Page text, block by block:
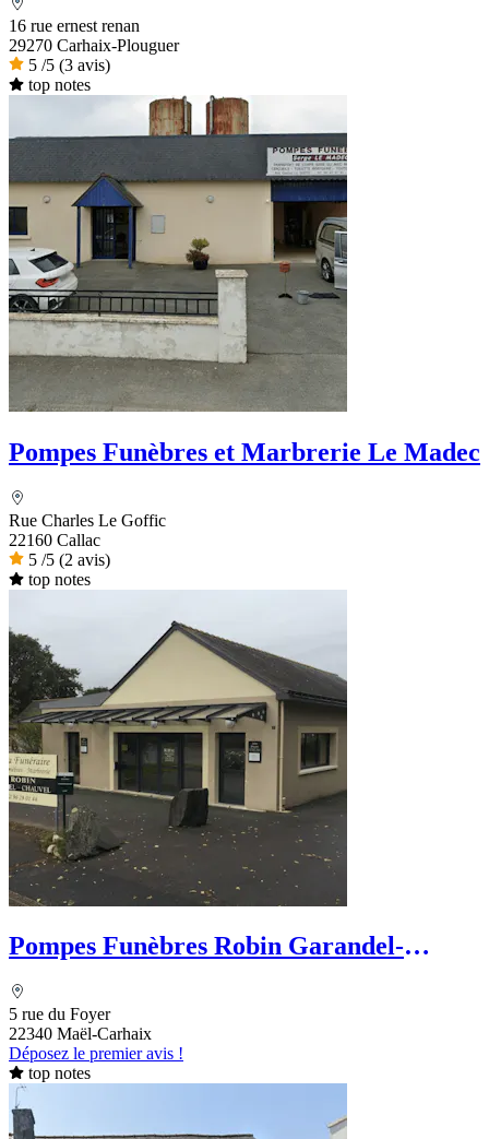
16 rue ernest renan
29270 Carhaix-Plouguer
5 /5 (3 avis)
top notes
Pompes Funèbres et Marbrerie Le Madec
Rue Charles Le Goffic
22160 Callac
5 /5 (2 avis)
top notes
Pompes Funèbres Robin Garandel-
5 rue du Foyer
22340 Maël-Carhaix
Déposez le premier avis !
top notes